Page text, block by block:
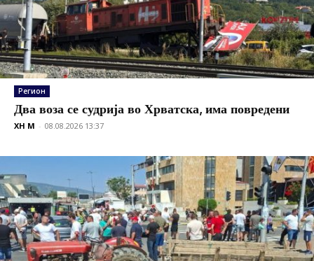
Регион
Два воза се судрија во Хрватска, има повредени
XH M - 08.08.2026 13:37